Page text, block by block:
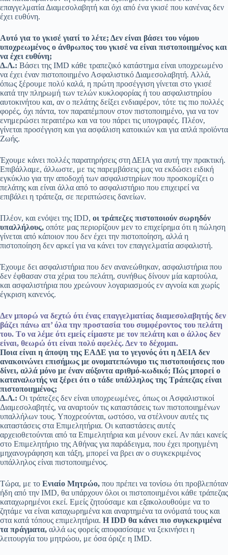
επαγγελματία Διαμεσολαβητή και όχι από ένα γκισέ που κανένας δεν
έχει ευθύνη.
Αυτό για το γκισέ γιατί το λέτε; Δεν είναι βάσει του νόμου
υποχρεωμένος ο άνθρωπος του γκισέ να είναι πιστοποιημένος και
να έχει ευθύνη;
Δ.Λ.: Βάσει της IMD κάθε τραπεζικό κατάστημα είναι υποχρεωμένο
να έχει έναν πιστοποιημένο Ασφαλιστικό Διαμεσολαβητή. Αλλά,
όπως ξέρουμε πολύ καλά, η πρώτη προσέγγιση γίνεται στο γκισέ
κατά την πληρωμή των τελών κυκλοφορίας ή του ασφαλιστηρίου
αυτοκινήτου και, αν ο πελάτης δείξει ενδιαφέρον, τότε τις πιο πολλές
φορές, όχι πάντα, τον παραπέμπουν στον πιστοποιημένο, για να τον
ενημερώσει περαιτέρω και να του πάρει τις υπογραφές. Πλέον,
γίνεται προσέγγιση και για ασφάλιση κατοικιών και για απλά προϊόντα
Ζωής.
Έχουμε κάνει πολλές παρατηρήσεις στη ΔΕΙΑ για αυτή την πρακτική.
Επιβάλλαμε, άλλωστε, με τις παρεμβάσεις μας να εκδώσει ειδική
εγκύκλιο για την αποδοχή των ασφαλιστηρίων που προσκομίζει ο
πελάτης και είναι άλλα από το ασφαλιστήριο που επιχειρεί να
επιβάλει η τράπεζα, σε περιπτώσεις δανείων.
Πλέον, και ενόψει της IDD, οι τράπεζες πιστοποιούν σωρηδόν
υπαλλήλους, οπότε μας περιορίζουν μεν το επιχείρημα ότι η πώληση
γίνεται από κάποιον που δεν έχει την πιστοποίηση, αλλά η
πιστοποίηση δεν αρκεί για να κάνει τον επαγγελματία ασφαλιστή.
Έχουμε δει ασφαλιστήρια που δεν ανανεώθηκαν, ασφαλιστήρια που
δεν έφθασαν στα χέρια του πελάτη, συνήθως δίνουν μία καρτούλα,
και ασφαλιστήρια που χρεώνουν λογαριασμούς εν αγνοία και χωρίς
έγκριση κανενός.
Δεν μπορώ να δεχτώ ότι ένας επαγγελματίας διαμεσολαβητής δεν
βάζει πάνω απ’ όλα την προστασία του συμφέροντος του πελάτη
του. Tο να λέμε ότι εμείς είμαστε με τον πελάτη και ο άλλος δεν
είναι, θεωρώ ότι είναι πολύ αφελές. Δεν το δέχομαι.
Ποια είναι η άποψη της ΕΑΔΕ για το γεγονός ότι η ΔΕΙΑ δεν
ανακοινώνει επισήμως με ονοματεπώνυμο τις πιστοποιήσεις που
δίνει, αλλά μόνο με έναν αύξοντα αριθμό-κωδικό; Πώς μπορεί ο
καταναλωτής να ξέρει ότι ο τάδε υπάλληλος της Τράπεζας είναι
πιστοποιημένος;
Δ.Λ.: Οι τράπεζες δεν είναι υποχρεωμένες, όπως οι Ασφαλιστικοί
Διαμεσολαβητές, να αναρτούν τις καταστάσεις των πιστοποιημένων
υπαλλήλων τους. Υποχρεούνται, ωστόσο, να στέλνουν αυτές τις
καταστάσεις στα Επιμελητήρια. Οι καταστάσεις αυτές
αρχειοθετούνται από τα Επιμελητήρια και μένουν εκεί. Αν πάει κανείς
στο Επιμελητήριο της Αθήνας για παράδειγμα, που έχει προηγμένη
μηχανογράφηση και τάξη, μπορεί να βρει αν ο συγκεκριμένος
υπάλληλος είναι πιστοποιημένος.
Τώρα, με το Ενιαίο Μητρώο, που πρέπει να τονίσω ότι προβλεπόταν
ήδη από την IMD, θα υπάρχουν όλοι οι πιστοποιημένοι κάθε τράπεζας
καταχωρημένοι εκεί. Εμείς ζητούσαμε και εξακολουθούμε να το
ζητάμε να είναι καταχωρημένα και αναρτημένα τα ονόματά τους και
στα κατά τόπους επιμελητήρια. Η IDD θα κάνει πιο συγκεκριμένα
τα πράγματα, αλλά ως φορείς αποφασίσαμε να ξεκινήσει η
λειτουργία του μητρώου, με όσα όριζε η IMD.